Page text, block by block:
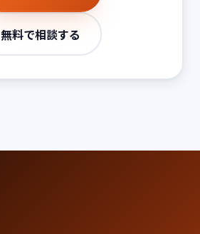
無料で相談する